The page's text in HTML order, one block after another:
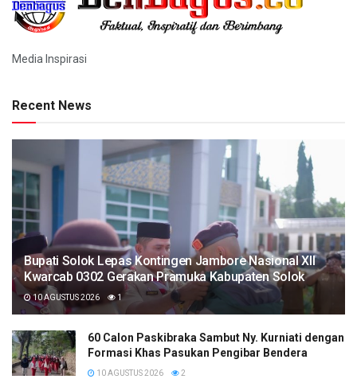
Media Inspirasi
Recent News
Bupati Solok Lepas Kontingen Jambore Nasional XII
Kwarcab 0302 Gerakan Pramuka Kabupaten Solok
10 AGUSTUS 2026 1
60 Calon Paskibraka Sambut Ny. Kurniati dengan
Formasi Khas Pasukan Pengibar Bendera
10 AGUSTUS 2026 2